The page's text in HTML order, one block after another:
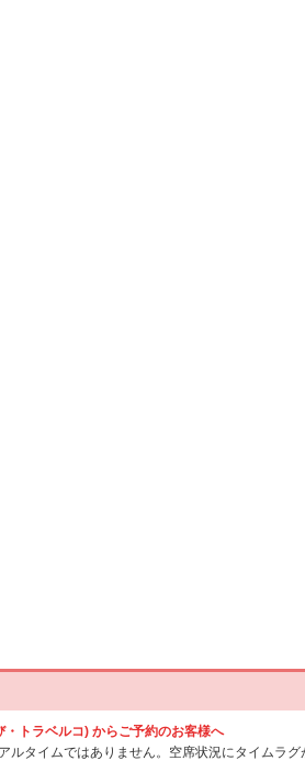
トラベルコ) からご予約のお客様へ
ルタイムではありません。空席状況にタイムラグ